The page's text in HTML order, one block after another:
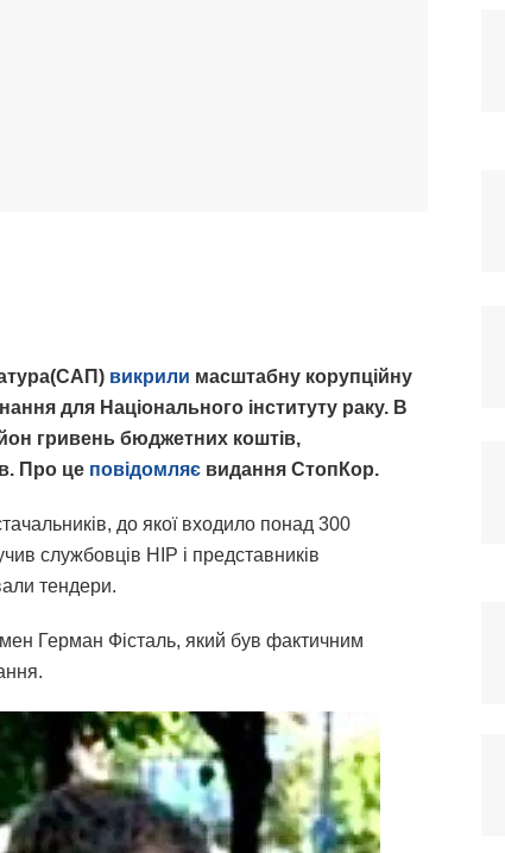
викрили масштабну корупційну
для Національного інституту раку. В
гривень бюджетних коштів,
Про це повідомляє видання СтопКор.
до якої входило понад 300
службовців НІР і представників
тендери.
Герман Фісталь, який був фактичним